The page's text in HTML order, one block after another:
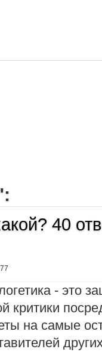
40
- это
критики
на самые